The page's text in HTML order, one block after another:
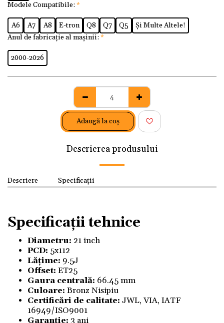
Modele Compatibile: *
A6 A7 A8 E-tron Q8 Q7 Q5
Și Multe Altele!
Anul de fabricație al mașinii: *
2000-2026
Adaugă la coş
Descrierea produsului
Descriere Specificații
Specificații tehnice
Diametru: 21 inch
PCD: 5x112
Lățime: 9.5J
Offset: ET25
Gaura centrală: 66.45 mm
Culoare: Bronz Nisipiu
Certificări de calitate: JWL, VIA, IATF
16949/ISO9001
Garanție: 3 ani